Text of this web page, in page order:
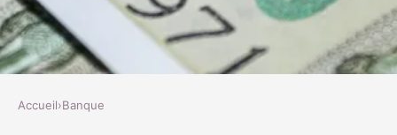
Accueil›Banque